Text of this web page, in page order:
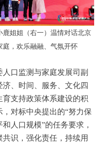
鹿姐姐（右一）温情对话北京
庭，欢乐融融、气氛开怀
人口监测与家庭发展司副
济、时间、服务、文化四
育支持政策体系建设的积
对标中央提出的“努力保
人口规模”的任务要求，
共识，强化责任，持续用